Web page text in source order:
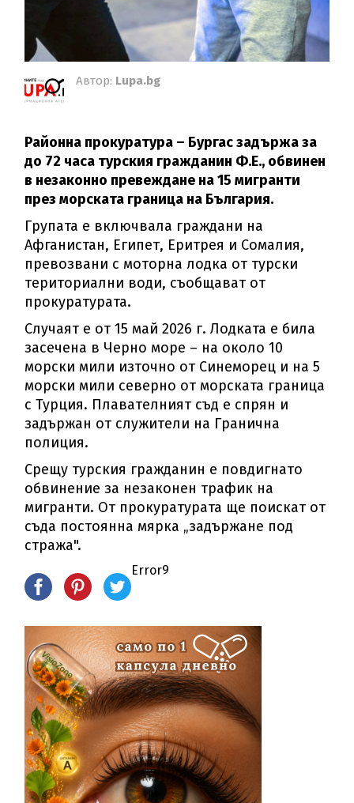
Автор: Lupa.bg
Районна прокуратура – Бургас задържа за
до 72 часа турския гражданин Ф.Е., обвинен
в незаконно превеждане на 15 мигранти
през морската граница на България.
Групата е включвала граждани на
Афганистан, Египет, Еритрея и Сомалия,
превозвани с моторна лодка от турски
териториални води, съобщават от
прокуратурата.
Случаят е от 15 май 2026 г. Лодката е била
засечена в Черно море – на около 10
морски мили източно от Синеморец и на 5
морски мили северно от морската граница
с Турция. Плавателният съд е спрян и
задържан от служители на Гранична
полиция.
Срещу турския гражданин е повдигнато
обвинение за незаконен трафик на
мигранти. От прокуратурата ще поискат от
съда постоянна мярка „задържане под
стража".
Error9